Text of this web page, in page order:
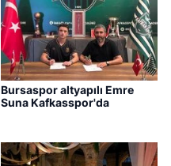
Bursaspor altyapılı Emre
Suna Kafkasspor'da